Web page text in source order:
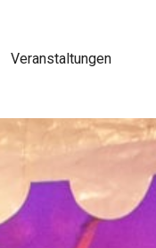
Veranstaltungen